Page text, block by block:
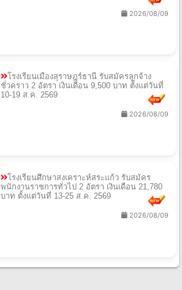
2026/08/09
โรงเรียนเมืองสุราษฎร์ธานี รับสมัครลูกจ้าง
ชั่วคราว 2 อัตรา เงินเดือน 9,500 บาท ตั้งแต่วันที่
10-19 ส.ค. 2569
2026/08/09
โรงเรียนศึกษาสงเคราะห์สระแก้ว รับสมัคร
พนักงานราชการทั่วไป 2 อัตรา เงินเดือน 21,780
บาท ตั้งแต่วันที่ 13-25 ส.ค. 2569
2026/08/09